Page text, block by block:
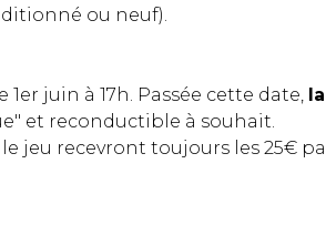
ou neuf).
juin à 17h. Passée cette date,
et reconductible à souhait.
jeu recevront toujours les 25€